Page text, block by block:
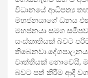
විධානයේ ආධිපත්‍ය
මහජනයාගේ ධනය
මහජනයා සමග
සංස්කෘතියක් බවට
වෘත්තියක් නොවෙයි,
බවට පත් කිරීම ආදී